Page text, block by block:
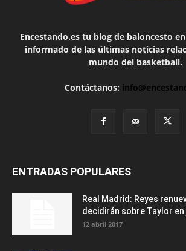
Encestando.es tu blog de baloncesto
informado de las últimas noticias
mundo del basketball.
Contáctanos:
ENTRADAS POPULARES
Real Madrid: Reyes
decidirán sobre Taylor en
12 abril 2017